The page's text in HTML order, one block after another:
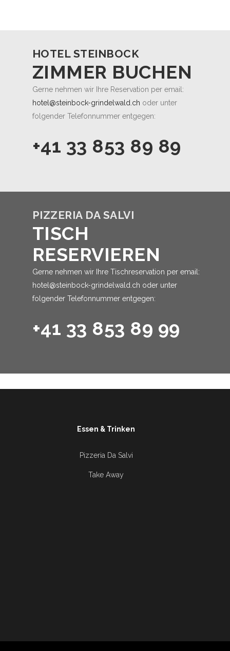
HOTEL STEINBOCK
ZIMMER BUCHEN
Gerne nehmen wir Ihre Reservation per email:
hotel@steinbock-grindelwald.ch oder unter
folgender Telefonnummer entgegen:
+41 33 853 89 89
PIZZERIA DA SALVI
TISCH
RESERVIEREN
Gerne nehmen wir Ihre Tischreservation per email:
hotel@steinbock-grindelwald.ch oder unter
folgender Telefonnummer entgegen:
+41 33 853 89 99
Essen & Trinken
Pizzeria Da Salvi
Take Away